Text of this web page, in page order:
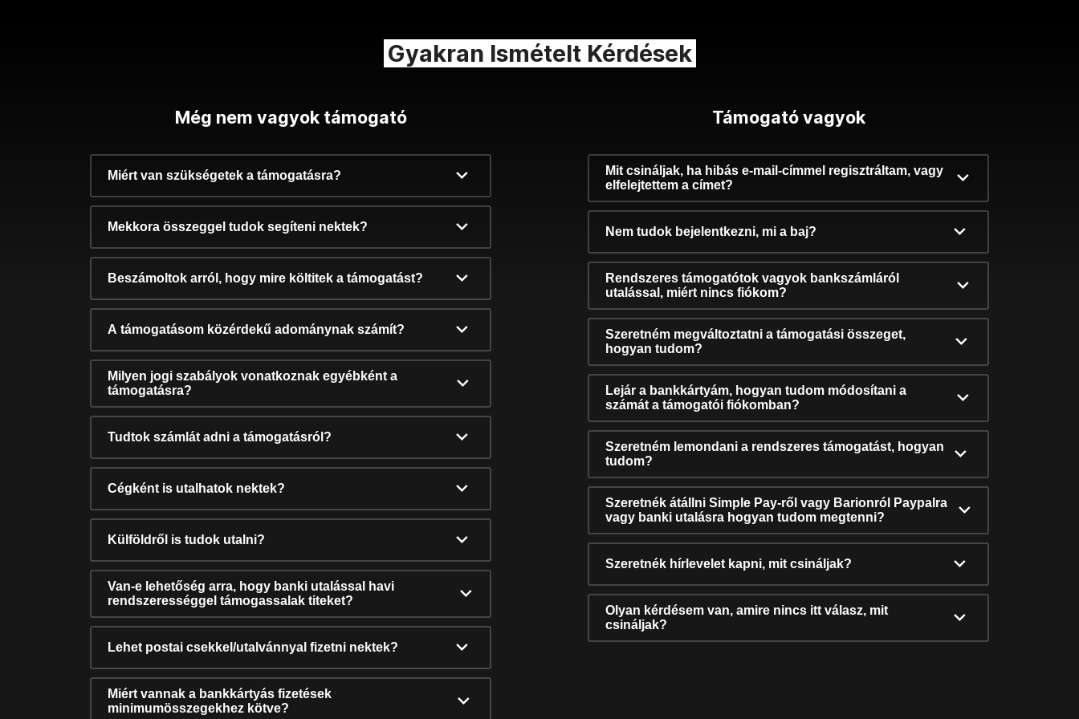
Gyakran Ismételt Kérdések
Még nem vagyok támogató
Miért van szükségetek a támogatásra?
Mekkora összeggel tudok segíteni nektek?
Beszámoltok arról, hogy mire költitek a támogatást?
A támogatásom közérdekű adománynak számít?
Milyen jogi szabályok vonatkoznak egyébként a
támogatásra?
Tudtok számlát adni a támogatásról?
Cégként is utalhatok nektek?
Külföldről is tudok utalni?
Van-e lehetőség arra, hogy banki utalással havi
rendszerességgel támogassalak titeket?
Lehet postai csekkel/utalvánnyal fizetni nektek?
Miért vannak a bankkártyás fizetések
minimumösszegekhez kötve?
Támogató vagyok
Mit csináljak, ha hibás e-mail-címmel regisztráltam, vagy
elfelejtettem a címet?
Nem tudok bejelentkezni, mi a baj?
Rendszeres támogatótok vagyok bankszámláról
utalással, miért nincs fiókom?
Szeretném megváltoztatni a támogatási összeget,
hogyan tudom?
Lejár a bankkártyám, hogyan tudom módosítani a
számát a támogatói fiókomban?
Szeretném lemondani a rendszeres támogatást, hogyan
tudom?
Szeretnék átállni Simple Pay-ről vagy Barionról Paypalra
vagy banki utalásra hogyan tudom megtenni?
Szeretnék hírlevelet kapni, mit csináljak?
Olyan kérdésem van, amire nincs itt válasz, mit
csináljak?